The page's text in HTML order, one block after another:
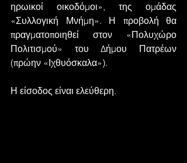
ηρωικοί οικοδόμοι», της ομάδας
«Συλλογική Μνήμη». Η προβολή θα
πραγματοποιηθεί στον «Πολυχώρο
Πολιτισμού» του Δήμου Πατρέων
(πρώην «Ιχθυόσκαλα»).
Η είσοδος είναι ελεύθερη.